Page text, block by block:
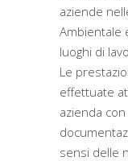
aziende
Ambientale
luoghi di
Le
effettuate
azienda
sensi delle